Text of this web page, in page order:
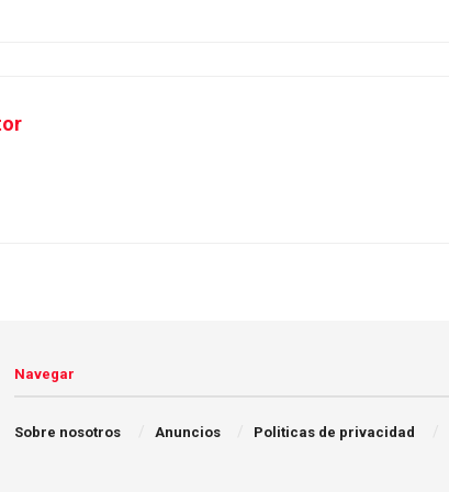
Navegar
Sobre nosotros Anuncios Politicas de privacidad